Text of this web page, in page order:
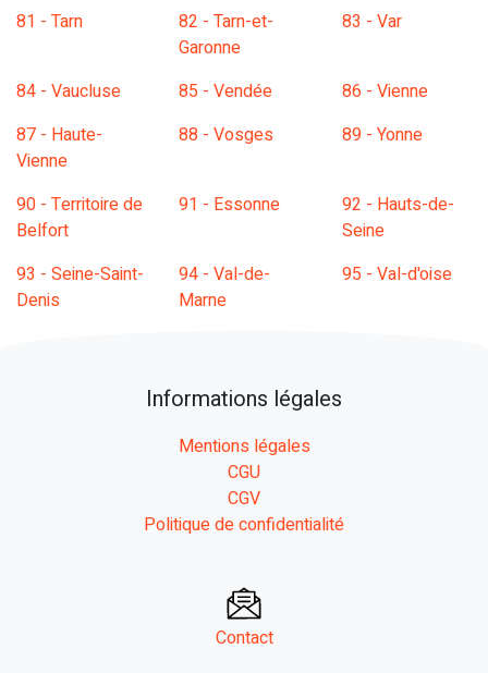
81 - Tarn
82 - Tarn-et-
Garonne
83 - Var
84 - Vaucluse 85 - Vendée
86 - Vienne
87 - Haute-
Vienne
88 - Vosges 89 - Yonne
90 - Territoire de
Belfort
91 - Essonne
92 - Hauts-de-
Seine
93 - Seine-Saint-
Denis
94 - Val-de-
Marne
95 - Val-d'oise
Informations légales
Mentions légales
CGU
CGV
Politique de confidentialité
Contact